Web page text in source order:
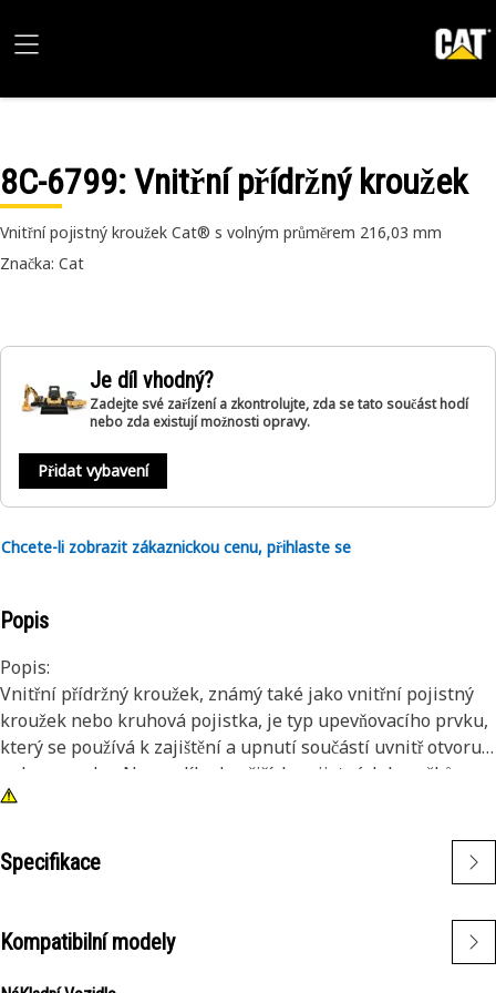
8C-6799: Vnitřní přídržný kroužek
Vnitřní pojistný kroužek Cat® s volným průměrem 216,03 mm
Značka: Cat
Je díl vhodný?
Zadejte své zařízení a zkontrolujte, zda se tato součást hodí
nebo zda existují možnosti opravy.
Přidat vybavení
Chcete-li zobrazit zákaznickou cenu, přihlaste se
Popis
Popis:
Vnitřní přídržný kroužek, známý také jako vnitřní pojistný
kroužek nebo kruhová pojistka, je typ upevňovacího prvku,
který se používá k zajištění a upnutí součástí uvnitř otvoru
nebo pouzdra. Na rozdíl od vnějších pojistných kroužků,
které se nasazují na hřídel nebo čep, jsou vnitřní pojistné
komponenty na místě. Hlavním účelem vnitřního pojistného
kroužku je zabránit axiálnímu pohybu nebo posunutí
zařízení, které pevně drží součásti, jako jsou ložiska, hřídele
nebo těsnění, na místě.
Specifikace
Kompatibilní modely